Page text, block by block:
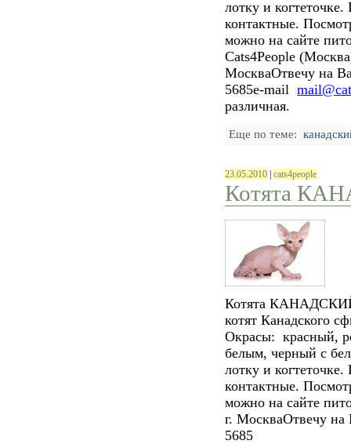
лотку и
контактные.
можно на сайте
Cats4People
МоскваОтвечу на
5685e-mail
различная.
Еще по теме:
23.05.2010 |cats4people
Котята
Котята
котят Канадского
Окрасы: красный,
белым, черный с
лотку и
контактные.
можно на сайте
г. МоскваОтвечу на
5685